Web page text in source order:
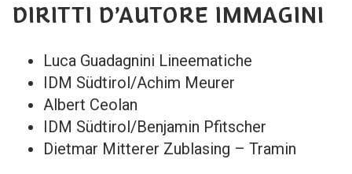
DIRITTI D’AUTORE IMMAGINI
Luca Guadagnini Lineematiche
IDM Südtirol/Achim Meurer
Albert Ceolan
IDM Südtirol/Benjamin Pfitscher
Dietmar Mitterer Zublasing – Tramin